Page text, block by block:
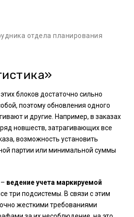
отдела планирования
блоков достаточно сильно
поэтому обновления одного
и другие. Например, в заказах
новшеств, затрагивающих все
возможность установить
партии или минимальной суммы
ведение учета маркируемой
три подсистемы. В связи с этим
жесткими требованиями